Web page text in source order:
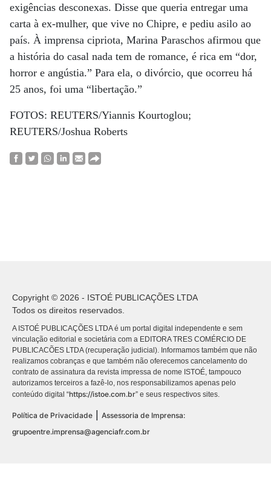
exigências desconexas. Disse que queria entregar uma
carta à ex-mulher, que vive no Chipre, e pediu asilo ao
país. À imprensa cipriota, Marina Paraschos afirmou que
a história do casal nada tem de romance, é rica em “dor,
horror e angústia.” Para ela, o divórcio, que ocorreu há
25 anos, foi uma “libertação.”
FOTOS: REUTERS/Yiannis Kourtoglou;
REUTERS/Joshua Roberts
Copyright © 2026 - ISTOÉ PUBLICAÇÕES LTDA
Todos os direitos reservados.
A ISTOÉ PUBLICAÇÕES LTDA é um portal digital independente e sem
vinculação editorial e societária com a EDITORA TRES COMÉRCIO DE
PUBLICACÕES LTDA (recuperação judicial). Informamos também que não
realizamos cobranças e que também não oferecemos cancelamento do
contrato de assinatura da revista impressa de nome ISTOÉ, tampouco
autorizamos terceiros a fazê-lo, nos responsabilizamos apenas pelo
conteúdo digital “https://istoe.com.br” e seus respectivos sites.
Política de Privacidade | Assessoria de Imprensa:
grupoentre.imprensa@agenciafr.com.br